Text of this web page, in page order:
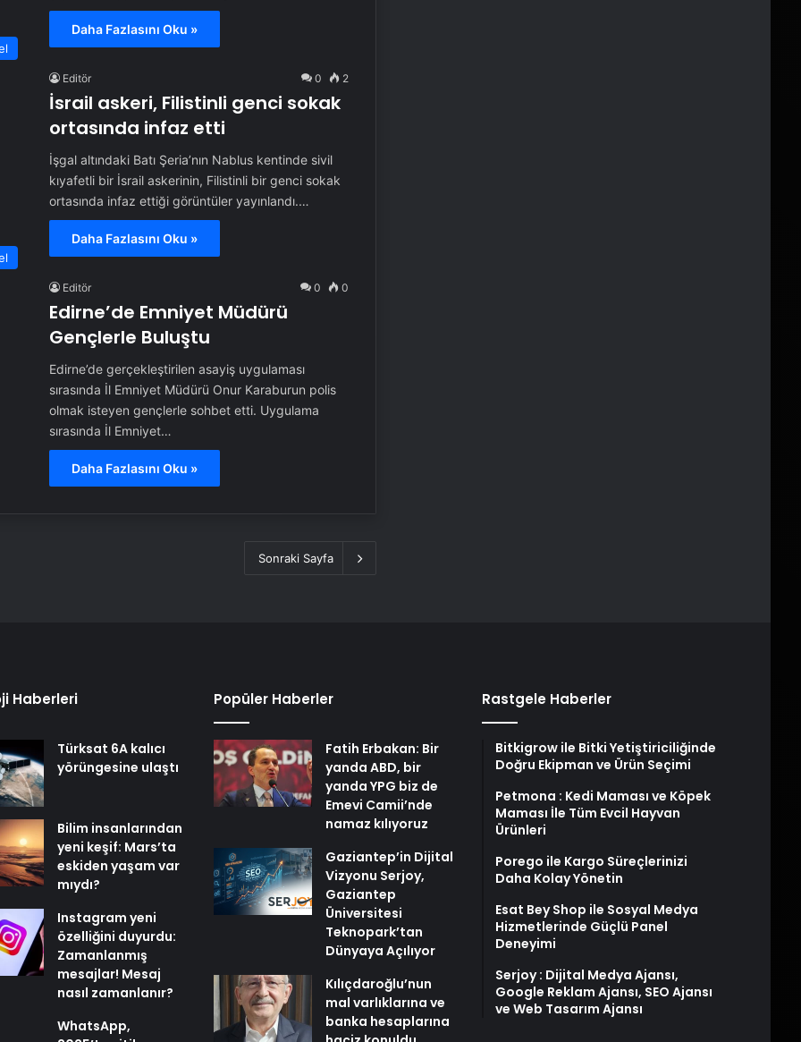
Daha Fazlasını Oku »
Editör 0 2
İsrail askeri, Filistinli genci sokak
ortasında infaz etti
İşgal altındaki Batı Şeria’nın Nablus kentinde sivil
kıyafetli bir İsrail askerinin, Filistinli bir genci sokak
ortasında infaz ettiği görüntüler yayınlandı.…
Daha Fazlasını Oku »
Editör 0 0
Edirne’de Emniyet Müdürü
Gençlerle Buluştu
Edirne’de gerçekleştirilen asayiş uygulaması
sırasında İl Emniyet Müdürü Onur Karaburun polis
olmak isteyen gençlerle sohbet etti. Uygulama
sırasında İl Emniyet…
Daha Fazlasını Oku »
Sonraki Sayfa
Haberleri
Türksat 6A kalıcı
yörüngesine ulaştı
Bilim insanlarından
yeni keşif: Mars’ta
eskiden yaşam var
mıydı?
Instagram yeni
özelliğini duyurdu:
Zamanlanmış
mesajlar! Mesaj
nasıl zamanlanır?
WhatsApp,
Popüler Haberler
Fatih Erbakan: Bir
yanda ABD, bir
yanda YPG biz de
Emevi Camii’nde
namaz kılıyoruz
Gaziantep’in Dijital
Vizyonu Serjoy,
Gaziantep
Üniversitesi
Teknopark’tan
Dünyaya Açılıyor
Kılıçdaroğlu’nun
mal varlıklarına ve
banka hesaplarına
Rastgele Haberler
Bitkigrow ile Bitki Yetiştiriciliğinde
Doğru Ekipman ve Ürün Seçimi
Petmona : Kedi Maması ve Köpek
Maması İle Tüm Evcil Hayvan
Ürünleri
Porego ile Kargo Süreçlerinizi
Daha Kolay Yönetin
Esat Bey Shop ile Sosyal Medya
Hizmetlerinde Güçlü Panel
Deneyimi
Serjoy : Dijital Medya Ajansı,
Google Reklam Ajansı, SEO Ajansı
ve Web Tasarım Ajansı